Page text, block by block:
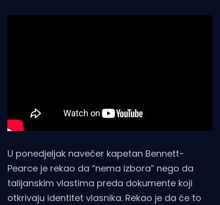
U ponedjeljak navečer kapetan Bennett-
Pearce je rekao da “nema izbora” nego da
talijanskim vlastima preda dokumente koji
otkrivaju identitet vlasnika. Rekao je da će to